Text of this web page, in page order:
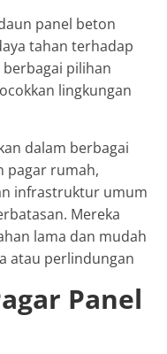
panel beton
tahan terhadap
pilihan
lingkungan
dalam berbagai
pagar rumah,
infrastruktur umum
Mereka
lama dan mudah
atau perlindungan
Panel